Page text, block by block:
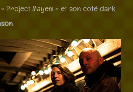
Project Mayem » et son coté dark
.